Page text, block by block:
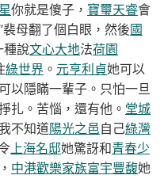
你就是傻子， 寶璽天睿會
母翻了個白眼，然後國
種說文心大地法荷園
綠世界 。 元亨利貞她可以
以隱瞞一輩子。只怕一旦
扎。苦惱，還有他。 堂城
不知道陽光之邑自己綠灣
上海名邸她驚訝和青春少
， 中港歡樂家族富宇豐馥她